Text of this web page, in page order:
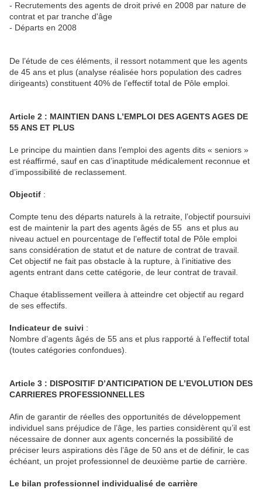
- Recrutements des agents de droit privé en 2008 par nature de
contrat et par tranche d'âge
- Départs en 2008
De l’étude de ces éléments, il ressort notamment que les agents
de 45 ans et plus (analyse réalisée hors population des cadres
dirigeants) constituent 40% de l’effectif total de Pôle emploi.
Article 2 : MAINTIEN DANS L’EMPLOI DES AGENTS AGES DE
55 ANS ET PLUS
Le principe du maintien dans l’emploi des agents dits « seniors »
est réaffirmé, sauf en cas d’inaptitude médicalement reconnue et
d’impossibilité de reclassement.
Objectif :
Compte tenu des départs naturels à la retraite, l’objectif poursuivi
est de maintenir la part des agents âgés de 55 ans et plus au
niveau actuel en pourcentage de l’effectif total de Pôle emploi
sans considération de statut et de nature de contrat de travail.
Cet objectif ne fait pas obstacle à la rupture, à l’initiative des
agents entrant dans cette catégorie, de leur contrat de travail.
Chaque établissement veillera à atteindre cet objectif au regard
de ses effectifs.
Indicateur de suivi :
Nombre d’agents âgés de 55 ans et plus rapporté à l’effectif total
(toutes catégories confondues).
Article 3 : DISPOSITIF D’ANTICIPATION DE L’EVOLUTION DES
CARRIERES PROFESSIONNELLES
Afin de garantir de réelles des opportunités de développement
individuel sans préjudice de l’âge, les parties considèrent qu’il est
nécessaire de donner aux agents concernés la possibilité de
préciser leurs aspirations dès l’âge de 50 ans et de définir, le cas
échéant, un projet professionnel de deuxième partie de carrière.
Le bilan professionnel individualisé de carrière